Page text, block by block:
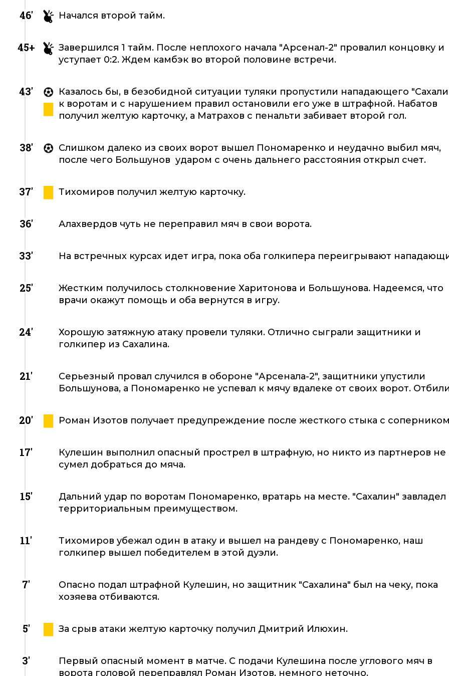
46' Начался второй тайм.
45+
Завершился 1 тайм. После неплохого начала "Арсенал-2" провалил концовку и
уступает 0:2. Ждем камбэк во второй половине встречи.
43'
Казалось бы, в безобидной ситуации туляки пропустили нападающего
к воротам и с нарушением правил остановили его уже в штрафной. Набатов
получил желтую карточку, а Матрахов с пенальти забивает второй гол.
38'
Слишком далеко из своих ворот вышел Пономаренко и неудачно выбил мяч,
после чего Большунов ударом с очень дальнего расстояния открыл счет.
37' Тихомиров получил желтую карточку.
36' Алахвердов чуть не переправил мяч в свои ворота.
33' На встречных курсах идет игра, пока оба голкипера переигрывают
25'
Жестким получилось столкновение Харитонова и Большунова. Надеемся, что
врачи окажут помощь и оба вернутся в игру.
24'
Хорошую затяжную атаку провели туляки. Отлично сыграли защитники и
голкипер из Сахалина.
21'
Серьезный провал случился в обороне "Арсенала-2", защитники упустили
Большунова, а Пономаренко не успевал к мячу вдалеке от своих ворот.
20' Роман Изотов получает предупреждение после жесткого стыка с
17'
Кулешин выполнил опасный прострел в штрафную, но никто из партнеров не
сумел добраться до мяча.
15'
Дальний удар по воротам Пономаренко, вратарь на месте. "Сахалин" завладел
территориальным преимуществом.
11'
Тихомиров убежал один в атаку и вышел на рандеву с Пономаренко, наш
голкипер вышел победителем в этой дуэли.
7'
Опасно подал штрафной Кулешин, но защитник "Сахалина" был на чеку, пока
хозяева отбиваются.
5' За срыв атаки желтую карточку получил Дмитрий Илюхин.
3'
Первый опасный момент в матче. С подачи Кулешина после углового мяч в
ворота головой переправлял Роман Изотов, немного неточно.